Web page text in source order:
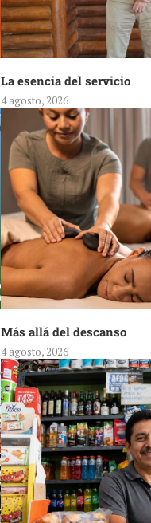
La esencia del servicio
4 agosto, 2026
Más allá del descanso
4 agosto, 2026